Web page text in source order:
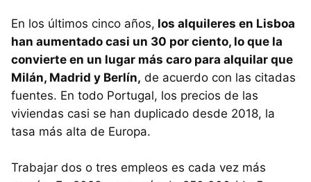
En los últimos cinco años, los alquileres en Lisboa
han aumentado casi un 30 por ciento, lo que la
convierte en un lugar más caro para alquilar que
Milán, Madrid y Berlín, de acuerdo con las citadas
fuentes. En todo Portugal, los precios de las
viviendas casi se han duplicado desde 2018, la
tasa más alta de Europa.
Trabajar dos o tres empleos es cada vez más